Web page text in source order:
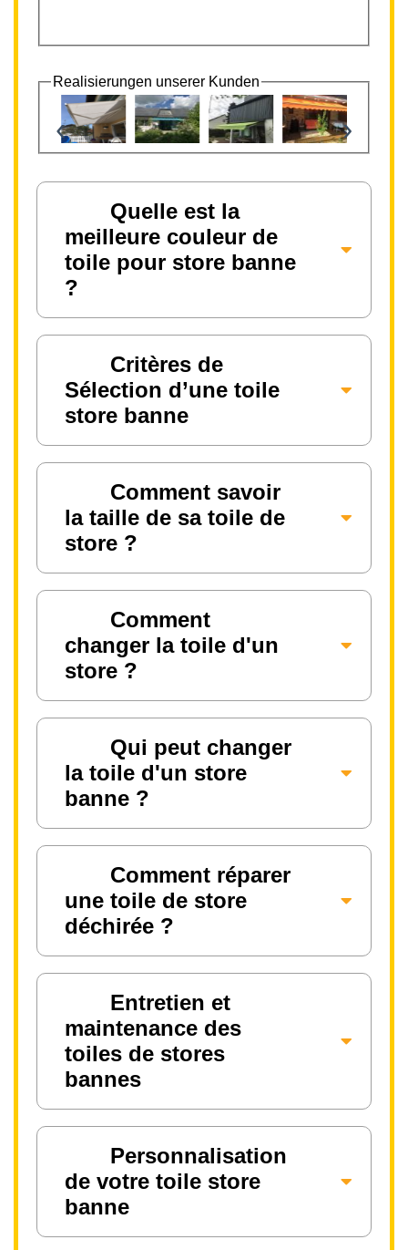
Realisierungen unserer Kunden
‹ ›
Quelle est la
meilleure couleur de
toile pour store banne
?
Critères de
Sélection d’une toile
store banne
Comment savoir
la taille de sa toile de
store ?
Comment
changer la toile d'un
store ?
Qui peut changer
la toile d'un store
banne ?
Comment réparer
une toile de store
déchirée ?
Entretien et
maintenance des
toiles de stores
bannes
Personnalisation
de votre toile store
banne